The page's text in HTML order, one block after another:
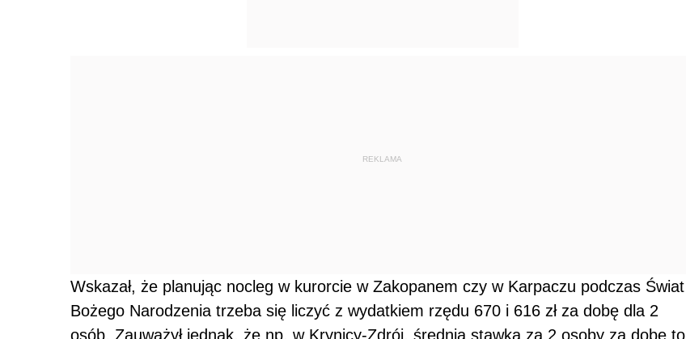
REKLAMA
Wskazał, że planując nocleg w kurorcie w Zakopanem czy w Karpaczu podczas Świat
Bożego Narodzenia trzeba się liczyć z wydatkiem rzędu 670 i 616 zł za dobę dla 2
osób. Zauważył jednak, że np. w Krynicy-Zdrój, średnia stawka za 2 osoby za dobę to